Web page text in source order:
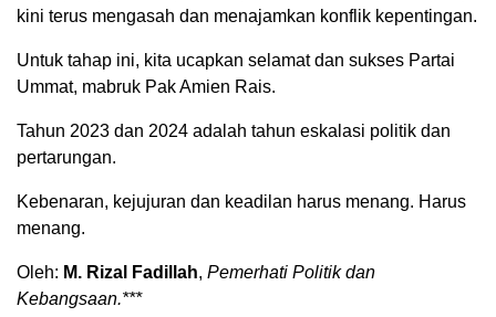
kini terus mengasah dan menajamkan konflik kepentingan.
Untuk tahap ini, kita ucapkan selamat dan sukses Partai
Ummat, mabruk Pak Amien Rais.
Tahun 2023 dan 2024 adalah tahun eskalasi politik dan
pertarungan.
Kebenaran, kejujuran dan keadilan harus menang. Harus
menang.
Oleh: M. Rizal Fadillah, Pemerhati Politik dan
Kebangsaan.***